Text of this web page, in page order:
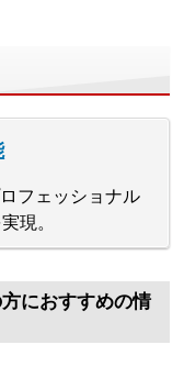
フェッショナル
現。
におすすめの情